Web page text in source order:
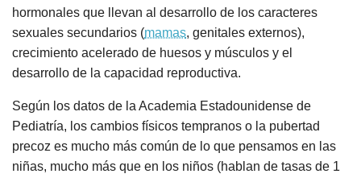
hormonales que llevan al desarrollo de los caracteres
sexuales secundarios (mamas, genitales externos),
crecimiento acelerado de huesos y músculos y el
desarrollo de la capacidad reproductiva.
Según los datos de la Academia Estadounidense de
Pediatría, los cambios físicos tempranos o la pubertad
precoz es mucho más común de lo que pensamos en las
niñas, mucho más que en los niños (hablan de tasas de 1